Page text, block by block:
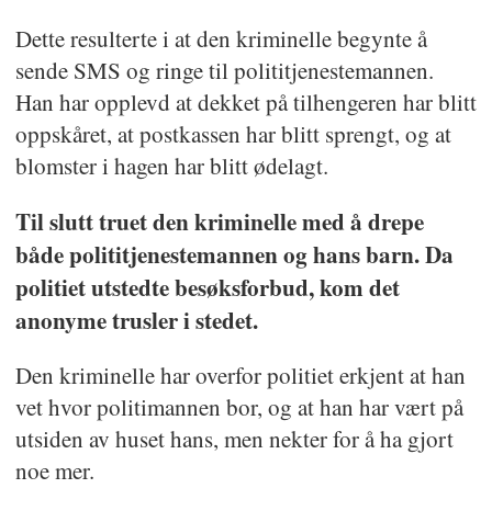
Dette resulterte i at den kriminelle begynte å
sende SMS og ringe til polititjenestemannen.
Han har opplevd at dekket på tilhengeren har blitt
oppskåret, at postkassen har blitt sprengt, og at
blomster i hagen har blitt ødelagt.
Til slutt truet den kriminelle med å drepe
både polititjenestemannen og hans barn. Da
politiet utstedte besøksforbud, kom det
anonyme trusler i stedet.
Den kriminelle har overfor politiet erkjent at han
vet hvor politimannen bor, og at han har vært på
utsiden av huset hans, men nekter for å ha gjort
noe mer.